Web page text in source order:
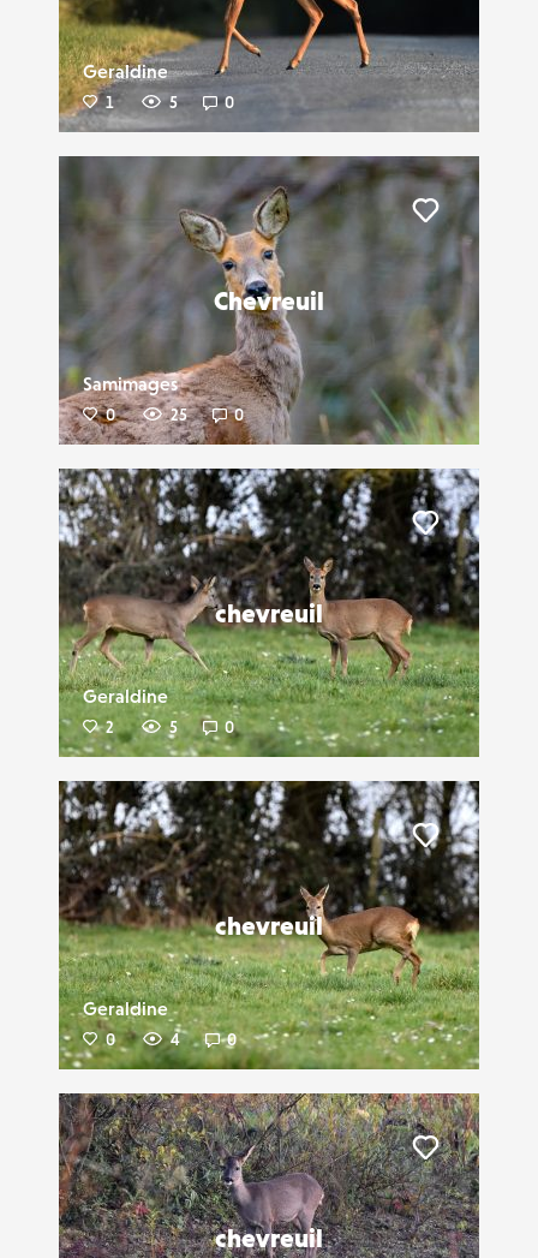
Geraldine
1 5 0
Chevreuil
Samimages
0 25 0
chevreuil
Geraldine
2 5 0
Liker
chevreuil
Geraldine
0 4 0
Liker
chevreuil
Liker